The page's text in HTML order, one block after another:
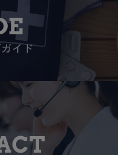
イド